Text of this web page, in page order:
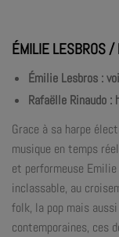
ÉMILIE LESBROS /
Émilie Lesbros :
Rafaëlle Rinaudo :
Grace à sa harpe
musique en temps
et performeuse
inclassable, au
folk, la pop mais
contemporaines, ces